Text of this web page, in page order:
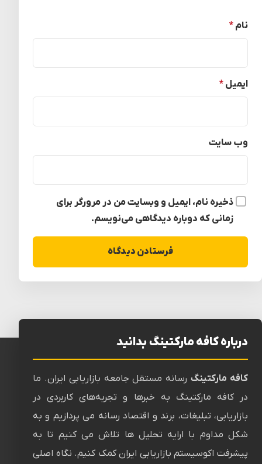
نام *
ایمیل *
وب‌ سایت
ذخیره نام، ایمیل و وبسایت من در مرورگر برای
زمانی که دوباره دیدگاهی می‌نویسم.
درباره کافه مارکتینگ بدانید
کافه مارکتینگرسانه‌ مستقل جامعه بازاریابی ایران. ما
در کافه مارکتینگ به خبرها و تجربه‌های کاربردی در
بازاریابی، تبلیغات، برند و اقتصاد رسانه می پردازیم و به
شکل مداوم با ارایه تحلیل ها تلاش می کنیم تا به
پیشرفت اکوسیستم بازاریابی ایران کمک کنیم. نگاه اصلی